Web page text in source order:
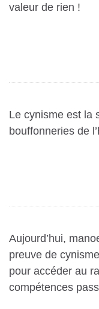
valeur de rien !
Le cynisme est la
bouffonneries de
Aujourd’hui,
preuve de
pour accéder au
compétences